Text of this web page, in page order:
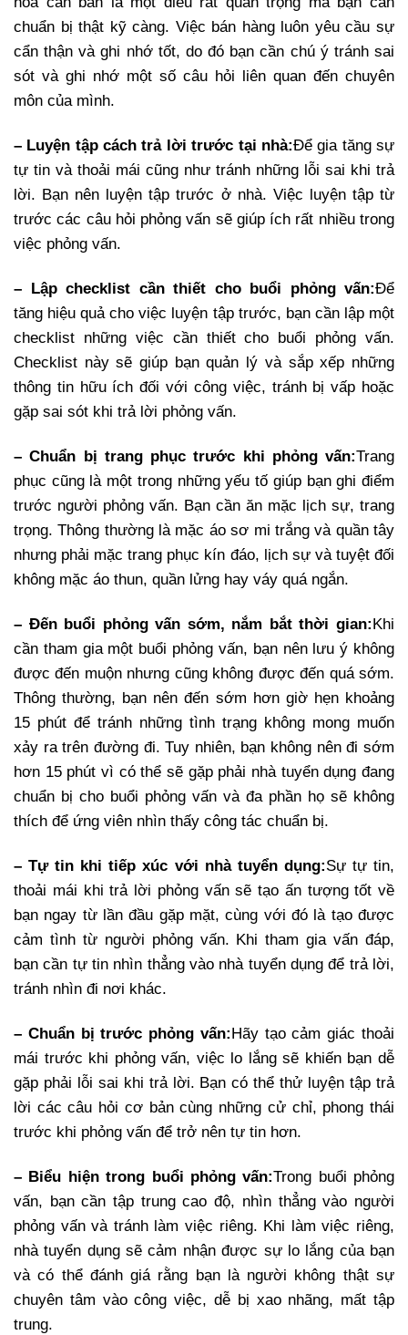
chuẩn bị thật kỹ càng. Việc bán hàng luôn yêu cầu sự
cẩn thận và ghi nhớ tốt, do đó bạn cần chú ý tránh sai
sót và ghi nhớ một số câu hỏi liên quan đến chuyên
môn của mình.
– Luyện tập cách trả lời trước tại nhà:Để gia tăng sự
tự tin và thoải mái cũng như tránh những lỗi sai khi trả
lời. Bạn nên luyện tập trước ở nhà. Việc luyện tập từ
trước các câu hỏi phỏng vấn sẽ giúp ích rất nhiều trong
việc phỏng vấn.
– Lập checklist cần thiết cho buổi phỏng vấn:Để
tăng hiệu quả cho việc luyện tập trước, bạn cần lập một
checklist những việc cần thiết cho buổi phỏng vấn.
Checklist này sẽ giúp bạn quản lý và sắp xếp những
thông tin hữu ích đối với công việc, tránh bị vấp hoặc
gặp sai sót khi trả lời phỏng vấn.
– Chuẩn bị trang phục trước khi phỏng vấn:Trang
phục cũng là một trong những yếu tố giúp bạn ghi điểm
trước người phỏng vấn. Bạn cần ăn mặc lịch sự, trang
trọng. Thông thường là mặc áo sơ mi trắng và quần tây
nhưng phải mặc trang phục kín đáo, lịch sự và tuyệt đối
không mặc áo thun, quần lửng hay váy quá ngắn.
– Đến buổi phỏng vấn sớm, nắm bắt thời gian: Khi
cần tham gia một buổi phỏng vấn, bạn nên lưu ý không
được đến muộn nhưng cũng không được đến quá sớm.
Thông thường, bạn nên đến sớm hơn giờ hẹn khoảng
15 phút để tránh những tình trạng không mong muốn
xảy ra trên đường đi. Tuy nhiên, bạn không nên đi sớm
hơn 15 phút vì có thể sẽ gặp phải nhà tuyển dụng đang
chuẩn bị cho buổi phỏng vấn và đa phần họ sẽ không
thích để ứng viên nhìn thấy công tác chuẩn bị.
– Tự tin khi tiếp xúc với nhà tuyển dụng:Sự tự tin,
thoải mái khi trả lời phỏng vấn sẽ tạo ấn tượng tốt về
bạn ngay từ lần đầu gặp mặt, cùng với đó là tạo được
cảm tình từ người phỏng vấn. Khi tham gia vấn đáp,
bạn cần tự tin nhìn thẳng vào nhà tuyển dụng để trả lời,
tránh nhìn đi nơi khác.
– Chuẩn bị trước phỏng vấn: Hãy tạo cảm giác thoải
mái trước khi phỏng vấn, việc lo lắng sẽ khiến bạn dễ
gặp phải lỗi sai khi trả lời. Bạn có thể thử luyện tập trả
lời các câu hỏi cơ bản cùng những cử chỉ, phong thái
trước khi phỏng vấn để trở nên tự tin hơn.
– Biểu hiện trong buổi phỏng vấn:Trong buổi phỏng
vấn, bạn cần tập trung cao độ, nhìn thẳng vào người
phỏng vấn và tránh làm việc riêng. Khi làm việc riêng,
nhà tuyển dụng sẽ cảm nhận được sự lo lắng của bạn
và có thể đánh giá rằng bạn là người không thật sự
chuyên tâm vào công việc, dễ bị xao nhãng, mất tập
trung.